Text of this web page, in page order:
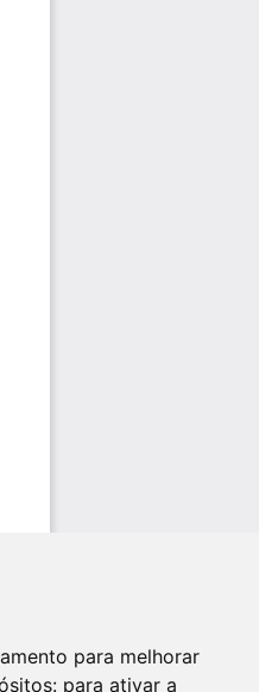
para melhorar
para ativar a